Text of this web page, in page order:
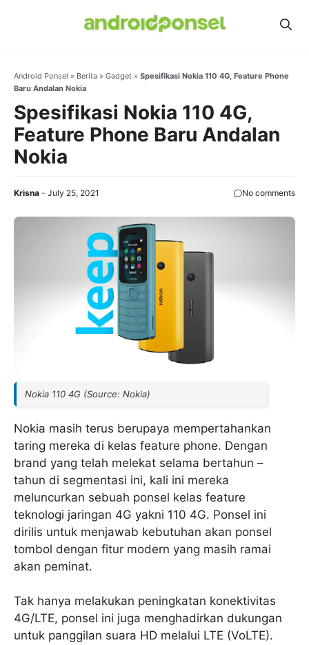
Android Ponsel » Berita » Gadget » Spesifikasi Nokia 110 4G, Feature Phone
Baru Andalan Nokia
Spesifikasi Nokia 110 4G,
Feature Phone Baru Andalan
Nokia
Krisna July 25, 2021 No comments
Nokia 110 4G (Source: Nokia)
Nokia masih terus berupaya mempertahankan
taring mereka di kelas feature phone. Dengan
brand yang telah melekat selama bertahun –
tahun di segmentasi ini, kali ini mereka
meluncurkan sebuah ponsel kelas feature
teknologi jaringan 4G yakni 110 4G. Ponsel ini
dirilis untuk menjawab kebutuhan akan ponsel
tombol dengan fitur modern yang masih ramai
akan peminat.
Tak hanya melakukan peningkatan konektivitas
4G/LTE, ponsel ini juga menghadirkan dukungan
untuk panggilan suara HD melalui LTE (VoLTE).